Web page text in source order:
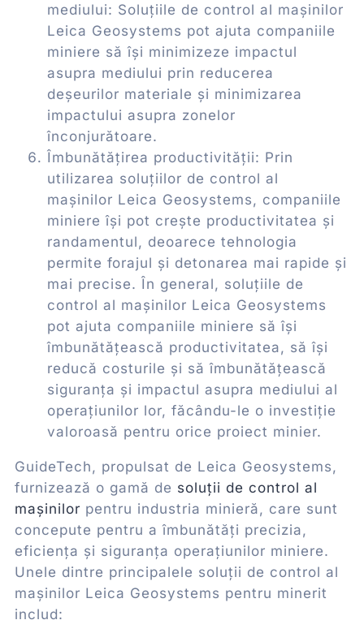
mediului: Soluțiile de control al mașinilor
Leica Geosystems pot ajuta companiile
miniere să își minimizeze impactul
asupra mediului prin reducerea
deșeurilor materiale și minimizarea
impactului asupra zonelor
înconjurătoare.
Îmbunătățirea productivității: Prin
utilizarea soluțiilor de control al
mașinilor Leica Geosystems, companiile
miniere își pot crește productivitatea și
randamentul, deoarece tehnologia
permite forajul și detonarea mai rapide și
mai precise. În general, soluțiile de
control al mașinilor Leica Geosystems
pot ajuta companiile miniere să își
îmbunătățească productivitatea, să își
reducă costurile și să îmbunătățească
siguranța și impactul asupra mediului al
operațiunilor lor, făcându-le o investiție
valoroasă pentru orice proiect minier.
GuideTech, propulsat de Leica Geosystems,
furnizează o gamă de soluții de control al
mașinilor pentru industria minieră, care sunt
concepute pentru a îmbunătăți precizia,
eficiența și siguranța operațiunilor miniere.
Unele dintre principalele soluții de control al
mașinilor Leica Geosystems pentru minerit
includ: